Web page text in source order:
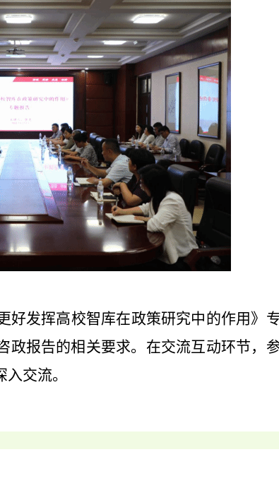
发挥高校智库在政策研究中的作用》专
政报告的相关要求。在交流互动环节，
交流。